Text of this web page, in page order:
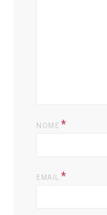
NOME *
EMAIL *